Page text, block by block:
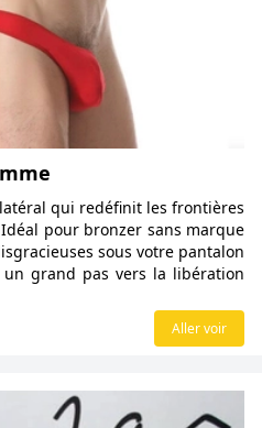
qui redéfinit les frontières
pour bronzer sans marque
sous votre pantalon
grand pas vers la libération
Aller voir